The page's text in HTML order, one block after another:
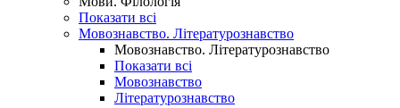
Показати всі
Мовознавство. Літературознавство
Мовознавство. Літературознавство
Показати всі
Мовознавство
Літературознавство